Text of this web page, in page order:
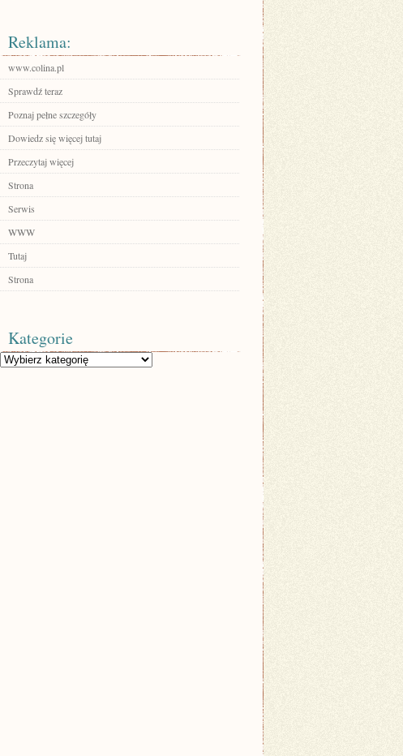
Reklama:
www.colina.pl
Sprawdź teraz
Poznaj pełne szczegóły
Dowiedz się więcej tutaj
Przeczytaj więcej
Strona
Serwis
WWW
Tutaj
Strona
Kategorie
Kategorie